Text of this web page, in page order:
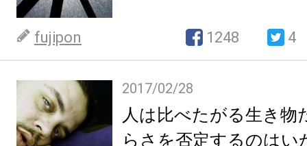
fujipon 1248 4
2017/02/28
人は比べたがる生き物
らさを否定するのはい